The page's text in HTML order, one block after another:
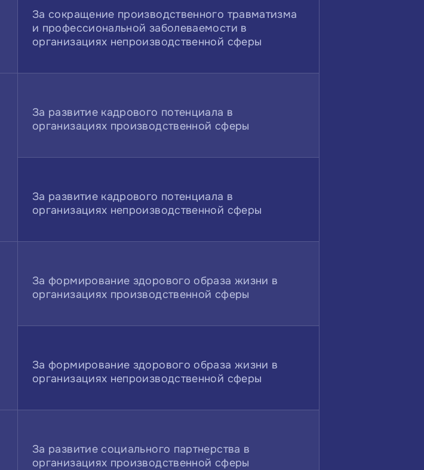
За сокращение производственного травматизма
и профессиональной заболеваемости в
организациях непроизводственной сферы
За развитие кадрового потенциала в
организациях производственной сферы
За развитие кадрового потенциала в
организациях непроизводственной сферы
За формирование здорового образа жизни в
организациях производственной сферы
За формирование здорового образа жизни в
организациях непроизводственной сферы
За развитие социального партнерства в
организациях производственной сферы